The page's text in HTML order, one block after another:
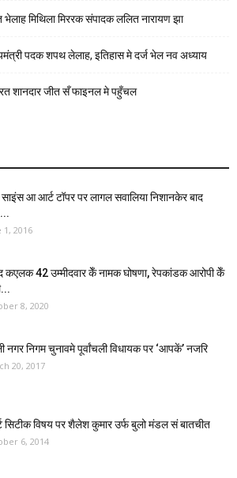
मिथिला मिररक संपादक ललित नारायण झा
पदक शपथ लेलाह, इतिहास मे दर्ज भेल नव अध्याय
शानदार जीत सँ फाइनल मे पहुँचल
आ आर्ट टॉपर पर लागल सवालिया निशानकेर बाद
1, 2016
कएलक 42 उम्मीदवार केँ नामक घोषणा, रेपकांडक आरोपी केँ
8, 2020
नगर निगम चुनावमे पूर्वांचली विधायक पर ‘आपकें’ नजरि
20, 2017
सिटीक विषय पर शैलेश कुमार उर्फ बुलो मंडल सं बातचीत
6, 2014